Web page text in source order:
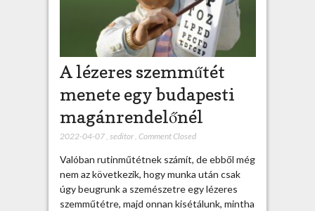
A lézeres szemműtét
menete egy budapesti
magánrendelőnél
2022-04-07, seditor, Comment Closed
Valóban rutinműtétnek számít, de ebből még
nem az következik, hogy munka után csak
úgy beugrunk a szemészetre egy lézeres
szemműtétre, majd onnan kisétálunk, mintha